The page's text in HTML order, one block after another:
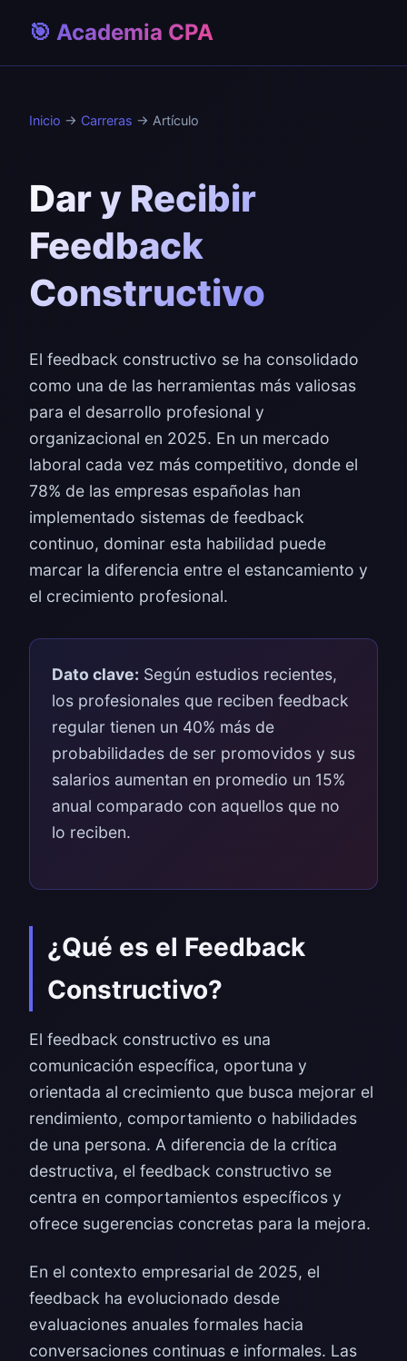
🎯 Academia CPA
Inicio → Carreras → Artículo
Dar y Recibir
Feedback
Constructivo
El feedback constructivo se ha consolidado
como una de las herramientas más valiosas
para el desarrollo profesional y
organizacional en 2025. En un mercado
laboral cada vez más competitivo, donde el
78% de las empresas españolas han
implementado sistemas de feedback
continuo, dominar esta habilidad puede
marcar la diferencia entre el estancamiento y
el crecimiento profesional.
Dato clave: Según estudios recientes,
los profesionales que reciben feedback
regular tienen un 40% más de
probabilidades de ser promovidos y sus
salarios aumentan en promedio un 15%
anual comparado con aquellos que no
lo reciben.
¿Qué es el Feedback
Constructivo?
El feedback constructivo es una
comunicación específica, oportuna y
orientada al crecimiento que busca mejorar el
rendimiento, comportamiento o habilidades
de una persona. A diferencia de la crítica
destructiva, el feedback constructivo se
centra en comportamientos específicos y
ofrece sugerencias concretas para la mejora.
En el contexto empresarial de 2025, el
feedback ha evolucionado desde
evaluaciones anuales formales hacia
conversaciones continuas e informales. Las